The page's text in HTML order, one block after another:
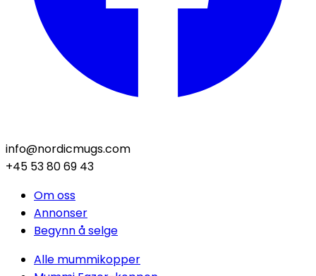
info@nordicmugs.com
+45 53 80 69 43
Om oss
Annonser
Begynn å selge
Alle mummikopper